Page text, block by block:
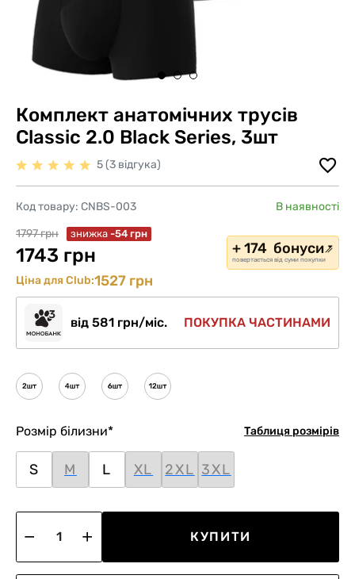
Комплект анатомічних трусів
Classic 2.0 Black Series, 3шт
5 (3 відгука)
Код товару: CNBS-003
В наявності
1797 грн
знижка -54 грн
1743 грн + 174 бонуси
повертається від суми покупки
Ціна для Club:1527 грн
від 581 грн/міс. ПОКУПКА ЧАСТИНАМИ
Таблиця розмірів
Розмір білизни*
S M L XL 2XL 3XL
КУПИТИ